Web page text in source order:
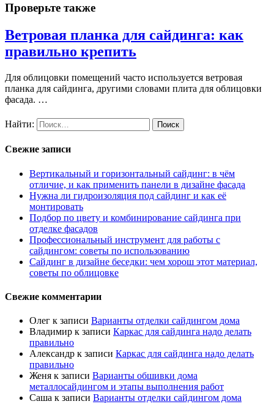
Проверьте также
Ветровая планка для сайдинга: как
правильно крепить
Для облицовки помещений часто используется ветровая
планка для сайдинга, другими словами плита для облицовки
фасада. …
Найти:
Свежие записи
Вертикальный и горизонтальный сайдинг: в чём
отличие, и как применить панели в дизайне фасада
Нужна ли гидроизоляция под сайдинг и как её
монтировать
Подбор по цвету и комбинирование сайдинга при
отделке фасадов
Профессиональный инструмент для работы с
сайдингом: советы по использованию
Сайдинг в дизайне беседки: чем хорош этот материал,
советы по облицовке
Свежие комментарии
Олег к записи Варианты отделки сайдингом дома
Владимир к записи Каркас для сайдинга надо делать
правильно
Александр к записи Каркас для сайдинга надо делать
правильно
Женя к записи Варианты обшивки дома
металлосайдингом и этапы выполнения работ
Саша к записи Варианты отделки сайдингом дома